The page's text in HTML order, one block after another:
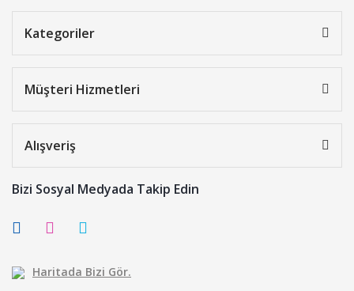
Kategoriler
Müşteri Hizmetleri
Alışveriş
Bizi Sosyal Medyada Takip Edin
Haritada Bizi Gör.